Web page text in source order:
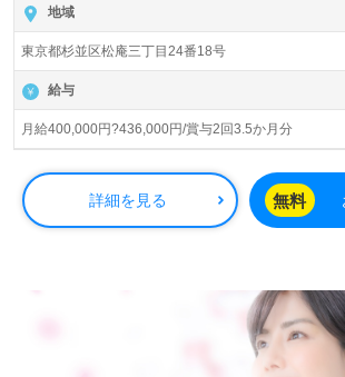
当施設は、がんや特定疾患などの医療依存
を対象にしており、看護師としての経験を
心温まるケアを行うことができます。ホス
ない方でも大歓迎で、大学病院や急性期病
療経験、終末期や緩和ケアの経験がある方
待ちしております。チームワークを重視し
の気持ちを大切にする環境で、患者様の「
看護ができるのも大きな魅力です。
また、全国展開をしているため、あなたの
求人も取り扱っており、求人情報の収集や
お気軽にご相談できます。看護師としての
に築きながら、やりがいのある職場で働く
興味のある方は、ぜひお問い合わせくださ
地域
東京都杉並区松庵三丁目24番18号
給与
月給400,000円?436,000円/賞与2回3.5か月分
詳細を見る 無料